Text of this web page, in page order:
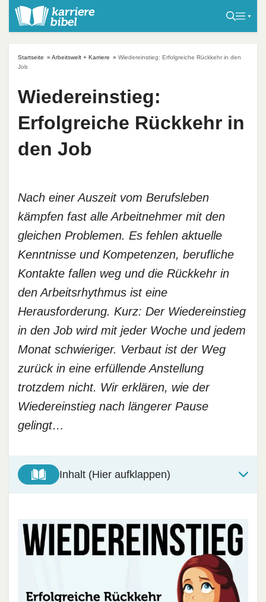
Startseite » Arbeitswelt + Karriere » Wiedereinstieg: Erfolgreiche Rückkehr in den
Job
Wiedereinstieg:
Erfolgreiche Rückkehr in
den Job
Nach einer Auszeit vom Berufsleben
kämpfen fast alle Arbeitnehmer mit den
gleichen Problemen. Es fehlen aktuelle
Kenntnisse und Kompetenzen, berufliche
Kontakte fallen weg und die Rückkehr in
den Arbeitsrhythmus ist eine
Herausforderung. Kurz: Der Wiedereinstieg
in den Job wird mit jeder Woche und jedem
Monat schwieriger. Verbaut ist der Weg
zurück in eine erfüllende Anstellung
trotzdem nicht. Wir erklären, wie der
Wiedereinstieg nach längerer Pause
gelingt…
Inhalt (Hier aufklappen)